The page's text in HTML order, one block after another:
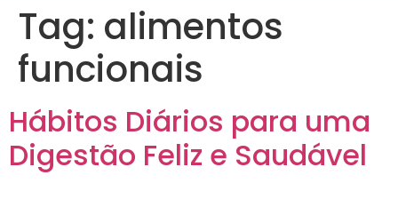
Tag: alimentos
funcionais
Hábitos Diários para uma
Digestão Feliz e Saudável